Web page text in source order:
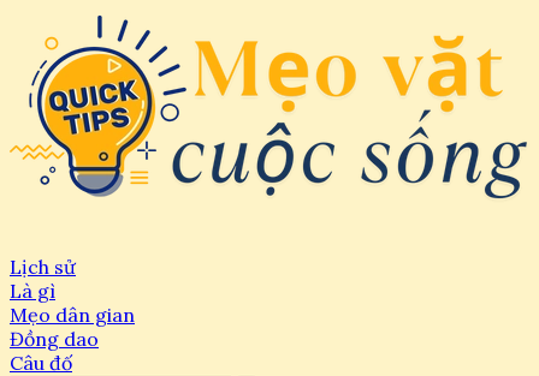
Lịch sử
Là gì
Mẹo dân gian
Đồng dao
Câu đố